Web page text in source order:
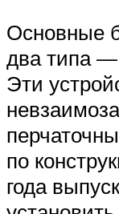
Основные
два типа —
Эти
по
года